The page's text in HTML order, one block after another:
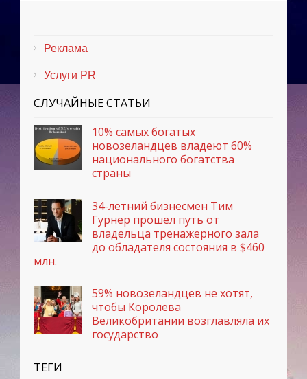
Реклама
Услуги PR
СЛУЧАЙНЫЕ СТАТЬИ
10% самых богатых
новозеландцев владеют 60%
национального богатства
страны
34-летний бизнесмен Тим
Гурнер прошел путь от
владельца тренажерного зала
до обладателя состояния в $460
млн.
59% новозеландцев не хотят,
чтобы Королева
Великобритании возглавляла их
государство
ТЕГИ